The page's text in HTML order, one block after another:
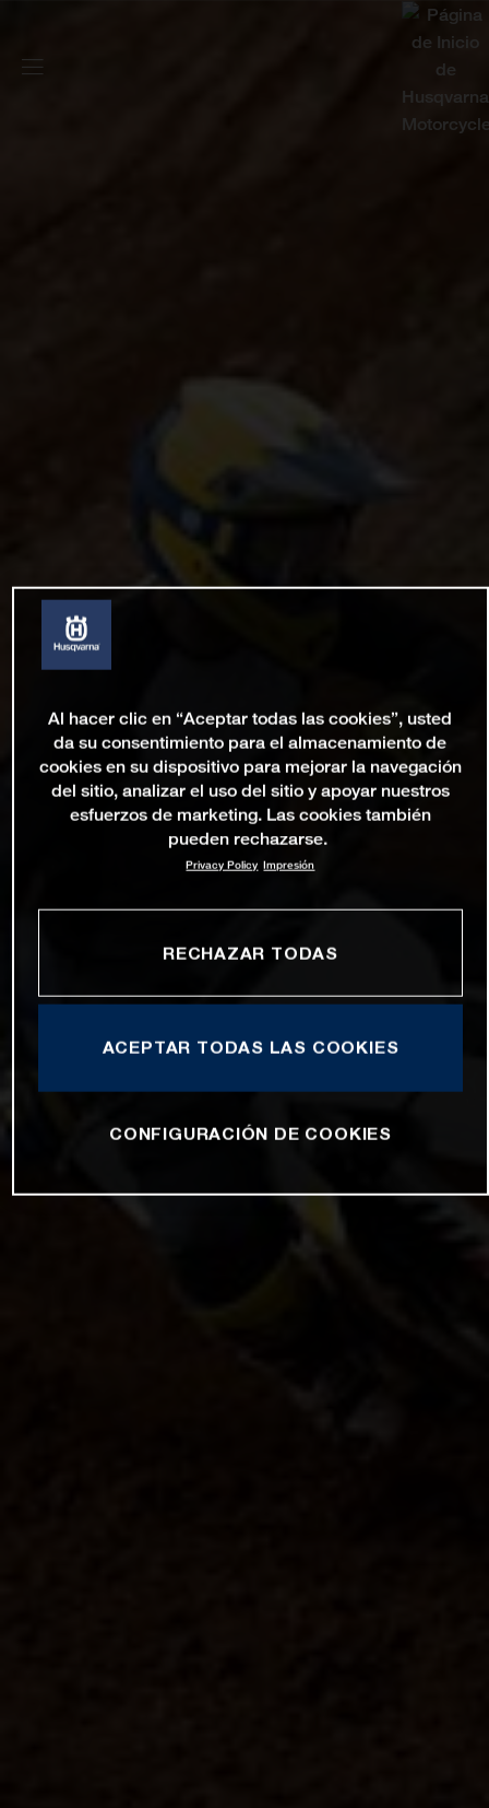
Al hacer clic en “Aceptar todas las cookies”, usted
da su consentimiento para el almacenamiento de
cookies en su dispositivo para mejorar la navegación
del sitio, analizar el uso del sitio y apoyar nuestros
esfuerzos de marketing. Las cookies también
pueden rechazarse.
Privacy Policy Impresión
RECHAZAR TODAS
ACEPTAR TODAS LAS COOKIES
CONFIGURACIÓN DE COOKIES